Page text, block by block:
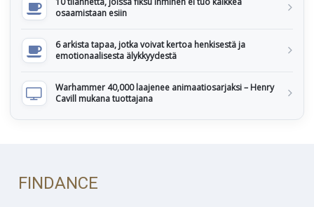
osaamistaan esiin
6 arkista tapaa, jotka voivat kertoa henkisestä ja
emotionaalisesta älykkyydestä
Warhammer 40,000 laajenee animaatiosarjaksi – Henry
Cavill mukana tuottajana
FINDANCE